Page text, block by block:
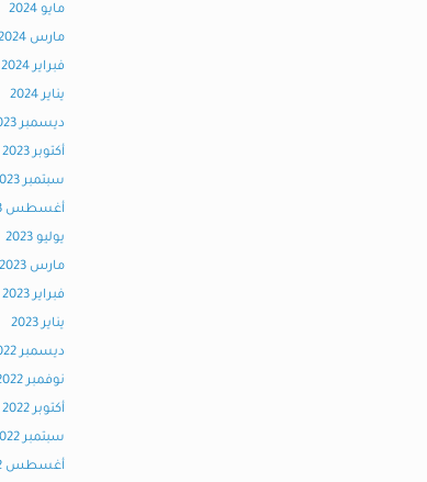
مايو 2024
مارس 2024
فبراير 2024
يناير 2024
ديسمبر 2023
أكتوبر 2023
سبتمبر 2023
أغسطس 2023
يوليو 2023
مارس 2023
فبراير 2023
يناير 2023
ديسمبر 2022
نوفمبر 2022
أكتوبر 2022
سبتمبر 2022
أغسطس 2022